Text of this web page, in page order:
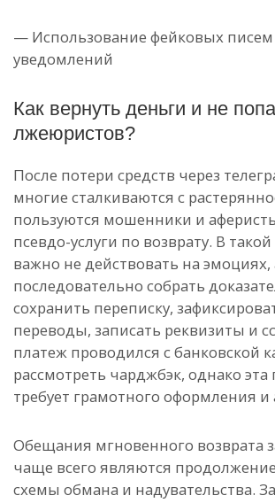
— Использование фейковых писем
уведомлений
Как вернуть деньги и не
лжеюристов?
После потери средств через
многие сталкиваются с
пользуются мошенники и
псевдо-услуги по возврату. В
важно не действовать на эмоциях,
последовательно собрать
сохранить переписку,
переводы, записать реквизиты и
платеж проводился с банковской
рассмотреть чарджбэк, однако эта
требует грамотного оформления и
Обещания мгновенного возврата
чаще всего являются
схемы обмана и надувательства.